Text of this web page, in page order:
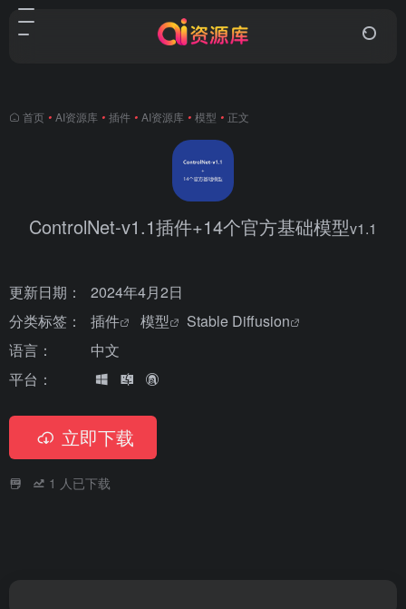
首页 • AI资源库 • 插件 • AI资源库 • 模型 • 正文
ControlNet-v1.1插件+14个官方基础模型v1.1
更新日期：
2024年4月2日
分类标签：
插件 模型
Stable Diffusion
语言：
中文
平台：
立即下载
1 人已下载